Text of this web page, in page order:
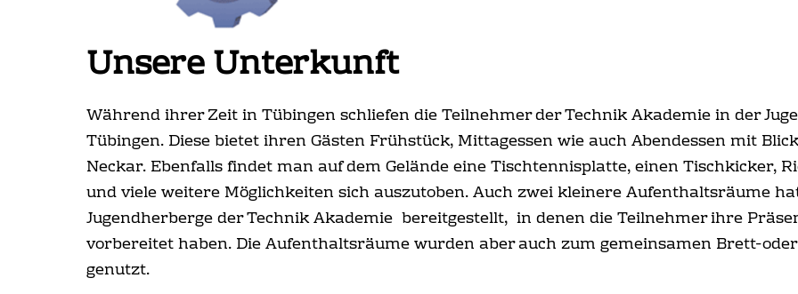
Unsere Unterkunft
Während ihrer Zeit in Tübingen schliefen die Teilnehmer der Technik Akademie in der
Tübingen. Diese bietet ihren Gästen Frühstück, Mittagessen wie auch Abendessen mit
Neckar. Ebenfalls findet man auf dem Gelände eine Tischtennisplatte, einen Tischkicker,
und viele weitere Möglichkeiten sich auszutoben. Auch zwei kleinere Aufenthaltsräume
Jugendherberge der Technik Akademie bereitgestellt, in denen die Teilnehmer ihre
vorbereitet haben. Die Aufenthaltsräume wurden aber auch zum gemeinsamen Brett-
genutzt.